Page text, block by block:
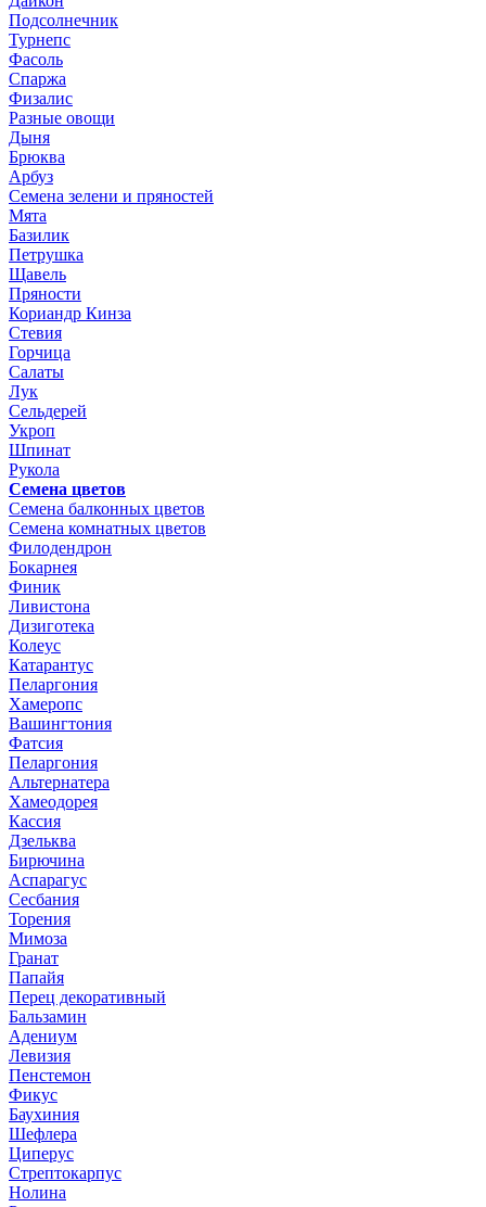
Подсолнечник
Турнепс
Фасоль
Спаржа
Физалис
Разные овощи
Дыня
Брюква
Арбуз
Семена зелени и пряностей
Мята
Базилик
Петрушка
Щавель
Пряности
Кориандр Кинза
Стевия
Горчица
Салаты
Лук
Сельдерей
Укроп
Шпинат
Рукола
Семена цветов
Семена балконных цветов
Семена комнатных цветов
Филодендрон
Бокарнея
Финик
Ливистона
Дизиготека
Колеус
Катарантус
Пеларгония
Хамеропс
Вашингтония
Фатсия
Пеларгония
Альтернатера
Хамеодорея
Кассия
Дзельква
Бирючина
Аспарагус
Сесбания
Торения
Мимоза
Гранат
Папайя
Перец декоративный
Бальзамин
Адениум
Левизия
Пенстемон
Фикус
Баухиния
Шефлера
Циперус
Стрептокарпус
Нолина